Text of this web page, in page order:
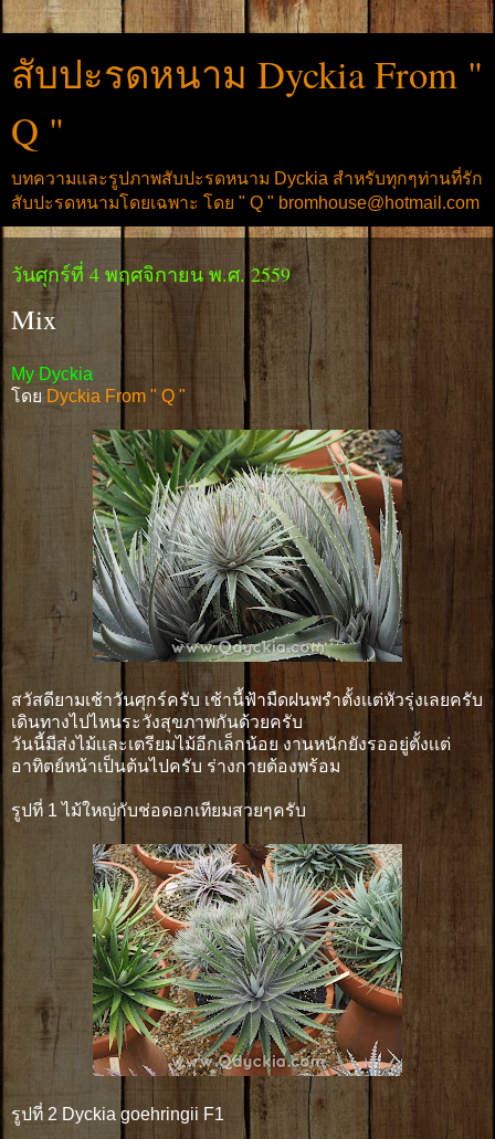
สับปะรดหนาม Dyckia From "
Q "
บทความและรูปภาพสับปะรดหนาม Dyckia สำหรับทุกๆท่านที่รัก
สับปะรดหนามโดยเฉพาะ โดย " Q " bromhouse@hotmail.com
วันศุกร์ที่ 4 พฤศจิกายน พ.ศ. 2559
Mix
My Dyckia
โดย Dyckia From " Q "
สวัสดียามเช้าวันศุกร์ครับ เช้านี้ฟ้ามืดฝนพรำตั้งเเต่หัวรุ่งเลยครับ
เดินทางไปไหนระวังสุขภาพกันด้วยครับ
วันนี้มีส่งไม้เเละเตรียมไม้อีกเล็กน้อย งานหนักยังรออยู่ตั้งเเต่
อาทิตย์หน้าเป็นต้นไปครับ ร่างกายต้องพร้อม
รูปที่ 1 ไม้ใหญ่กับช่อดอกเทียมสวยๆครับ
รูปที่ 2 Dyckia goehringii F1